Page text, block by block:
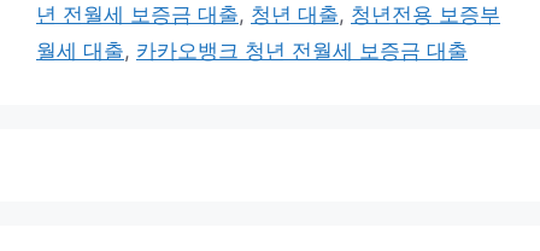
년 전월세 보증금 대출, 청년 대출, 청년전용 보증부
월세 대출, 카카오뱅크 청년 전월세 보증금 대출